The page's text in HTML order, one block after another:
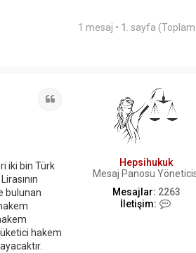
1 mesaj • 1 . sayfa (Toplam
Hepsihukuk
Mesaj Panosu
Mesajlar: 2263
İletişim:
iki bin Türk
bulunan
hakem